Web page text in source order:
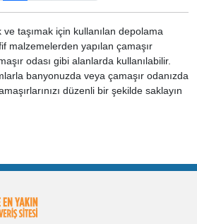
ve taşımak için kullanılan depolama
malzemelerden yapılan çamaşır
odası gibi alanlarda kullanılabilir.
banyonuzda veya çamaşır odanızda
düzenli bir şekilde saklayın